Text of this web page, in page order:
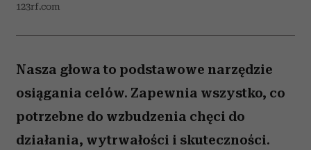
123rf.com
Nasza głowa to podstawowe narzędzie
osiągania celów. Zapewnia wszystko, co
potrzebne do wzbudzenia chęci do
działania, wytrwałości i skuteczności.